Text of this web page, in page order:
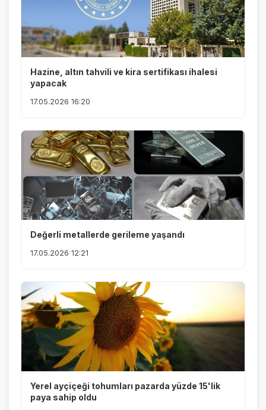
Hazine, altın tahvili ve kira sertifikası ihalesi
yapacak
17.05.2026 16:20
Değerli metallerde gerileme yaşandı
17.05.2026 12:21
Yerel ayçiçeği tohumları pazarda yüzde 15'lik
paya sahip oldu